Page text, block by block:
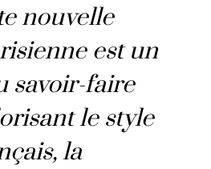
nouvelle
est un
savoir-faire
le style
la